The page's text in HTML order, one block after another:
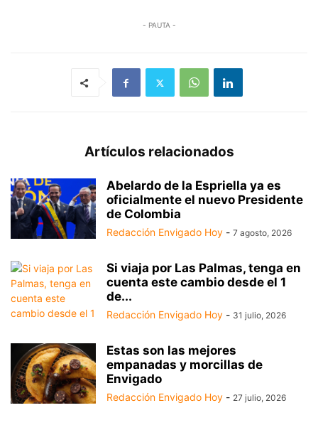
- PAUTA -
Artículos relacionados
Abelardo de la Espriella ya es
oficialmente el nuevo Presidente
de Colombia
Redacción Envigado Hoy - 7 agosto, 2026
Si viaja por Las Palmas, tenga en
cuenta este cambio desde el 1
de...
Redacción Envigado Hoy - 31 julio, 2026
Estas son las mejores
empanadas y morcillas de
Envigado
Redacción Envigado Hoy - 27 julio, 2026